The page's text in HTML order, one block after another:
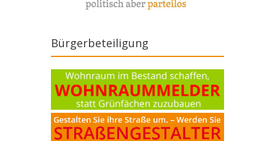
Bürgerbeteiligung